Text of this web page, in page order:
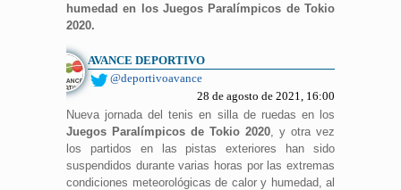
humedad en los Juegos Paralímpicos de Tokio
2020.
AVANCE DEPORTIVO
@deportivoavance
28 de agosto de 2021, 16:00
Nueva jornada del tenis en silla de ruedas en los
Juegos Paralímpicos de Tokio 2020 , y otra vez
los partidos en las pistas exteriores han sido
suspendidos durante varias horas por las extremas
condiciones meteorológicas de calor y humedad, al